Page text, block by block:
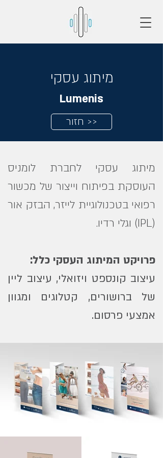
מיתוג עסקי
Lumenis
חזור >>
מיתוג עסקי לחברת לומניס
העוסקת בפיתוח וייצור של מכשור
רפואי בטכנולוגיית לייזר, הבזק אור
(IPL) וגלי רדיו.
פרויקט המיתוג העסקי כלל:
עיצוב קונספט ויזואלי, עיצוב ליין
של ברושורים, קטלוגים ומגוון
אמצעי פרסום.